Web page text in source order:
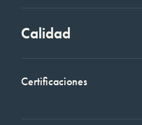
Calidad
Certificaciones